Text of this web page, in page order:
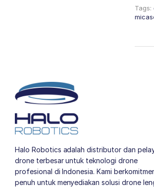
Tags:
Halo Robotics adalah distributor dan
drone terbesar untuk teknologi drone
profesional di Indonesia. Kami
penuh untuk menyediakan solusi drone